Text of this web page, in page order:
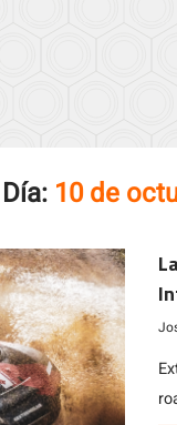
Día: 10 de